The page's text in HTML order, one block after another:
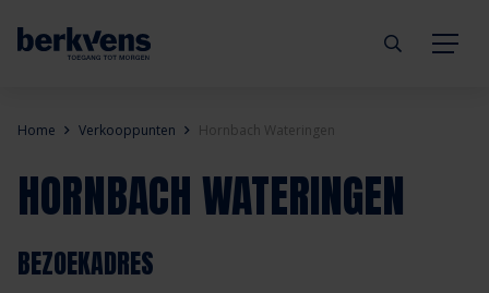
Deuren
Eengezinswoning
Aannemer
Inbraakwerend
mijndeur.nl
Blog
Home Verkooppunten Hornbach Wateringen
HORNBACH WATERINGEN
BEZOEKADRES